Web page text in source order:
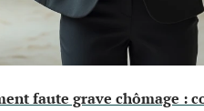
faute grave chômage :